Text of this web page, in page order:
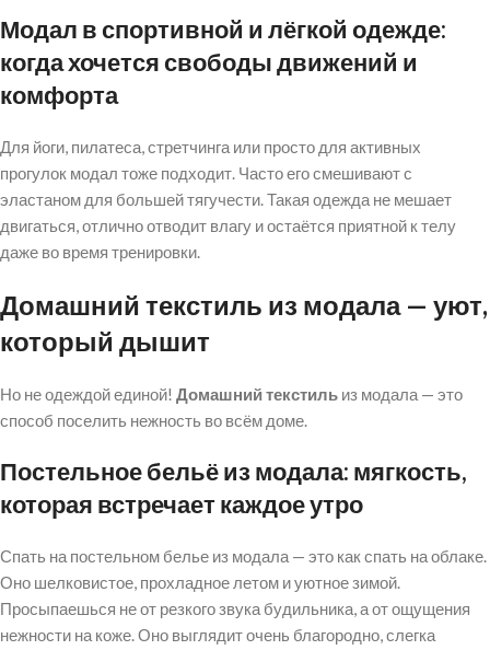
Модал в спортивной и лёгкой одежде:
когда хочется свободы движений и
комфорта
Для йоги, пилатеса, стретчинга или просто для активных
прогулок модал тоже подходит. Часто его смешивают с
эластаном для большей тягучести. Такая одежда не мешает
двигаться, отлично отводит влагу и остаётся приятной к телу
даже во время тренировки.
Домашний текстиль из модала — уют,
который дышит
Но не одеждой единой! Домашний текстиль из модала — это
способ поселить нежность во всём доме.
Постельное бельё из модала: мягкость,
которая встречает каждое утро
Спать на постельном белье из модала — это как спать на облаке.
Оно шелковистое, прохладное летом и уютное зимой.
Просыпаешься не от резкого звука будильника, а от ощущения
нежности на коже. Оно выглядит очень благородно, слегка